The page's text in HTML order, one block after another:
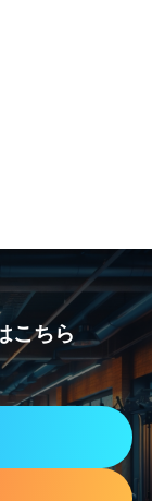
こちら